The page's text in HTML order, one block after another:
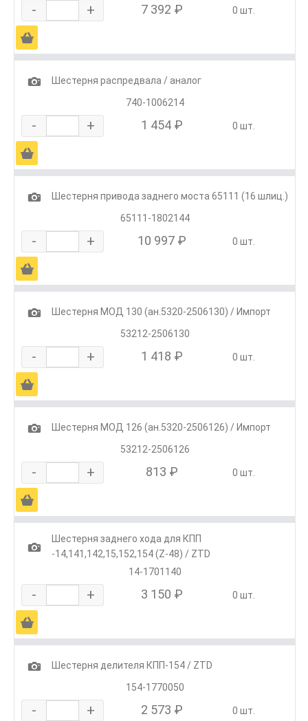
- + 7 392 ₽ 0 шт.
Ä
1
Шестерня распредвала / аналог
740-1006214
- + 1 454 ₽ 0 шт.
Ä
1
Шестерня привода заднего моста 65111 (16 шлиц.)
65111-1802144
- + 10 997 ₽ 0 шт.
Ä
1
Шестерня МОД 130 (ан.5320-2506130) / Импорт
53212-2506130
- + 1 418 ₽ 0 шт.
Ä
1
Шестерня МОД 126 (ан.5320-2506126) / Импорт
53212-2506126
- + 813 ₽ 0 шт.
Ä
1
Шестерня заднего хода для КПП
-14,141,142,15,152,154 (Z-48) / ZTD
14-1701140
- + 3 150 ₽ 0 шт.
Ä
1
Шестерня делителя КПП-154 / ZTD
154-1770050
- + 2 573 ₽ 0 шт.